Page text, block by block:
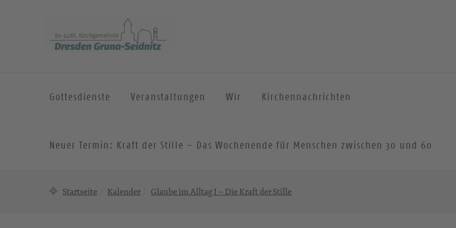
Gottesdienste Veranstaltungen Wir Kirchennachrichten
Neuer Termin: Kraft der Stille – Das Wochenende für Menschen zwischen 30 und 60
Startseite Kalender Glaube im Alltag I – Die Kraft der Stille